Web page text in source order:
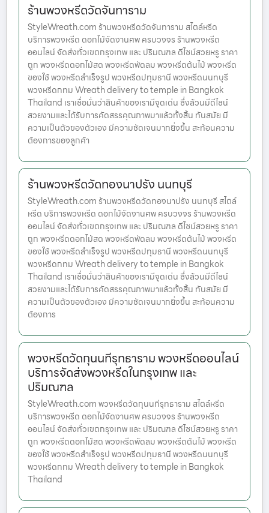
ร้านพวงหรีดวัดจันทาราม
StyleWreath.com ร้านพวงหรีดวัดจันทาราม สไตล์หรีด
บริการพวงหรีด ดอกไม้จัดงานศพ ครบวงจร ร้านพวงหรีด
ออนไลน์ จัดส่งทั่วเขตกรุงเทพ และ ปริมณฑล ดีไซน์สวยหรู ราคา
ถูก พวงหรีดดอกไม้สด พวงหรีดพัดลม พวงหรีดต้นไม้ พวงหรีด
ของใช้ พวงหรีดสำเร็จรูป พวงหรีดปทุมธานี พวงหรีดนนทบุรี
พวงหรีดกทม Wreath delivery to temple in Bangkok
Thailand เราเชื่อมั่นว่าสินค้าของเรามีจุดเด่น ซึ่งล้วนมีดีไซน์
สวยงามและได้รับการคัดสรรคุณภาพมาแล้วทั้งสิ้น ทันสมัย มี
ความเป็นตัวของตัวเอง มีความชัดเจนมากยิ่งขึ้น สะท้อนความ
ต้องการของลูกค้า
ร้านพวงหรีดวัดทองนาปรัง นนทบุรี
StyleWreath.com ร้านพวงหรีดวัดทองนาปรัง นนทบุรี สไตล์
หรีด บริการพวงหรีด ดอกไม้จัดงานศพ ครบวงจร ร้านพวงหรีด
ออนไลน์ จัดส่งทั่วเขตกรุงเทพ และ ปริมณฑล ดีไซน์สวยหรู ราคา
ถูก พวงหรีดดอกไม้สด พวงหรีดพัดลม พวงหรีดต้นไม้ พวงหรีด
ของใช้ พวงหรีดสำเร็จรูป พวงหรีดปทุมธานี พวงหรีดนนทบุรี
พวงหรีดกทม Wreath delivery to temple in Bangkok
Thailand เราเชื่อมั่นว่าสินค้าของเรามีจุดเด่น ซึ่งล้วนมีดีไซน์
สวยงามและได้รับการคัดสรรคุณภาพมาแล้วทั้งสิ้น ทันสมัย มี
ความเป็นตัวของตัวเอง มีความชัดเจนมากยิ่งขึ้น สะท้อนความ
ต้องการ
พวงหรีดวัดกุนนทีรุทธาราม พวงหรีดออนไลน์
บริการจัดส่งพวงหรีดในกรุงเทพ และ
ปริมณฑล
StyleWreath.com พวงหรีดวัดกุนนทีรุทธาราม สไตล์หรีด
บริการพวงหรีด ดอกไม้จัดงานศพ ครบวงจร ร้านพวงหรีด
ออนไลน์ จัดส่งทั่วเขตกรุงเทพ และ ปริมณฑล ดีไซน์สวยหรู ราคา
ถูก พวงหรีดดอกไม้สด พวงหรีดพัดลม พวงหรีดต้นไม้ พวงหรีด
ของใช้ พวงหรีดสำเร็จรูป พวงหรีดปทุมธานี พวงหรีดนนทบุรี
พวงหรีดกทม Wreath delivery to temple in Bangkok
Thailand